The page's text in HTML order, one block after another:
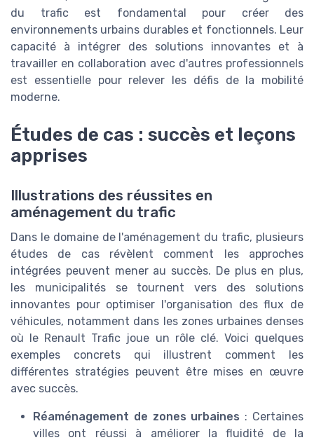
du trafic est fondamental pour créer des
environnements urbains durables et fonctionnels. Leur
capacité à intégrer des solutions innovantes et à
travailler en collaboration avec d'autres professionnels
est essentielle pour relever les défis de la mobilité
moderne.
Études de cas : succès et leçons
apprises
Illustrations des réussites en
aménagement du trafic
Dans le domaine de l'aménagement du trafic, plusieurs
études de cas révèlent comment les approches
intégrées peuvent mener au succès. De plus en plus,
les municipalités se tournent vers des solutions
innovantes pour optimiser l'organisation des flux de
véhicules, notamment dans les zones urbaines denses
où le Renault Trafic joue un rôle clé. Voici quelques
exemples concrets qui illustrent comment les
différentes stratégies peuvent être mises en œuvre
avec succès.
Réaménagement de zones urbaines : Certaines
villes ont réussi à améliorer la fluidité de la